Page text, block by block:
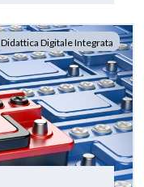
Didattica Digitale Integrata